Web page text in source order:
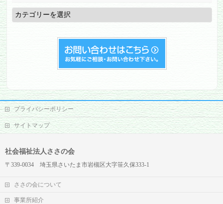
ブ
ロ
グ
プライバシーポリシー
サイトマップ
社会福祉法人ささの会
〒339-0034 埼玉県さいたま市岩槻区大字笹久保333-1
ささの会について
事業所紹介